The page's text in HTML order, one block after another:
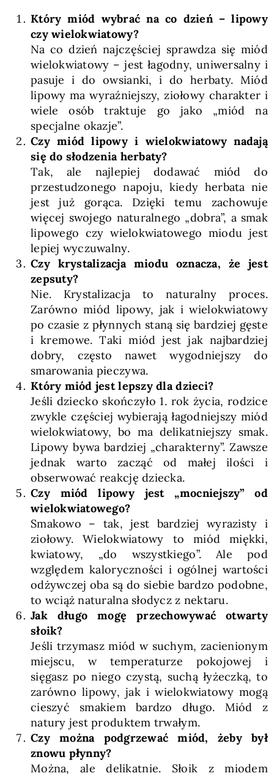
Który miód wybrać na co dzień – lipowy
czy wielokwiatowy?
Na co dzień najczęściej sprawdza się miód
wielokwiatowy – jest łagodny, uniwersalny i
pasuje i do owsianki, i do herbaty. Miód
lipowy ma wyraźniejszy, ziołowy charakter i
wiele osób traktuje go jako „miód na
specjalne okazje”.
Czy miód lipowy i wielokwiatowy nadają
się do słodzenia herbaty?
Tak, ale najlepiej dodawać miód do
przestudzonego napoju, kiedy herbata nie
jest już gorąca. Dzięki temu zachowuje
więcej swojego naturalnego „dobra”, a smak
lipowego czy wielokwiatowego miodu jest
lepiej wyczuwalny.
Czy krystalizacja miodu oznacza, że jest
zepsuty?
Nie. Krystalizacja to naturalny proces.
Zarówno miód lipowy, jak i wielokwiatowy
po czasie z płynnych staną się bardziej gęste
i kremowe. Taki miód jest jak najbardziej
dobry, często nawet wygodniejszy do
smarowania pieczywa.
Który miód jest lepszy dla dzieci?
Jeśli dziecko skończyło 1. rok życia, rodzice
zwykle częściej wybierają łagodniejszy miód
wielokwiatowy, bo ma delikatniejszy smak.
Lipowy bywa bardziej „charakterny”. Zawsze
jednak warto zacząć od małej ilości i
obserwować reakcję dziecka.
Czy miód lipowy jest „mocniejszy” od
wielokwiatowego?
Smakowo – tak, jest bardziej wyrazisty i
ziołowy. Wielokwiatowy to miód miękki,
kwiatowy, „do wszystkiego”. Ale pod
względem kaloryczności i ogólnej wartości
odżywczej oba są do siebie bardzo podobne,
to wciąż naturalna słodycz z nektaru.
Jak długo mogę przechowywać otwarty
słoik?
Jeśli trzymasz miód w suchym, zacienionym
miejscu, w temperaturze pokojowej i
sięgasz po niego czystą, suchą łyżeczką, to
zarówno lipowy, jak i wielokwiatowy mogą
cieszyć smakiem bardzo długo. Miód z
natury jest produktem trwałym.
Czy można podgrzewać miód, żeby był
znowu płynny?
Można, ale delikatnie. Słoik z miodem